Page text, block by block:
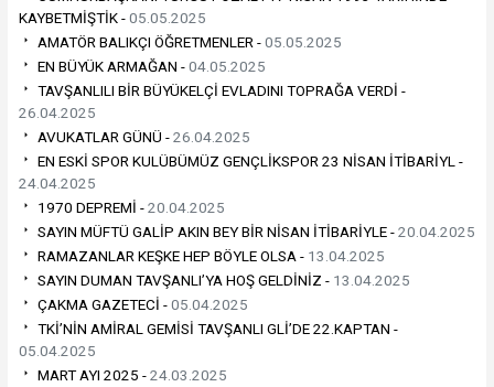
KAYBETMİŞTİK -05.05.2025
AMATÖR BALIKÇI ÖĞRETMENLER -05.05.2025
EN BÜYÜK ARMAĞAN -04.05.2025
TAVŞANLILI BİR BÜYÜKELÇİ EVLADINI TOPRAĞA VERDİ -
26.04.2025
AVUKATLAR GÜNÜ -26.04.2025
EN ESKİ SPOR KULÜBÜMÜZ GENÇLİKSPOR 23 NİSAN İTİBARİYL -
24.04.2025
1970 DEPREMİ -20.04.2025
SAYIN MÜFTÜ GALİP AKIN BEY BİR NİSAN İTİBARİYLE -20.04.2025
RAMAZANLAR KEŞKE HEP BÖYLE OLSA - 13.04.2025
SAYIN DUMAN TAVŞANLI’YA HOŞ GELDİNİZ - 13.04.2025
ÇAKMA GAZETECİ -05.04.2025
TKİ’NİN AMİRAL GEMİSİ TAVŞANLI GLİ’DE 22.KAPTAN -
05.04.2025
MART AYI 2025 -24.03.2025